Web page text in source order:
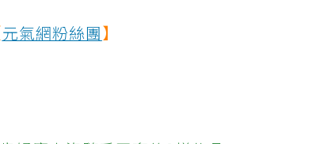
元氣網粉絲團】